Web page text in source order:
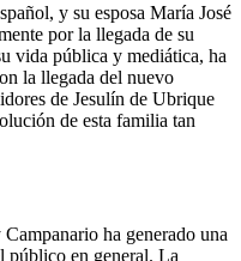
y su esposa María José
por la llegada de su
vida pública y mediática, ha
la llegada del nuevo
de Jesulín de Ubrique
de esta familia tan
ha generado una
público en general. La